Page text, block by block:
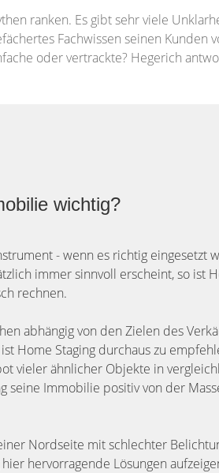
ranken. Es gibt sehr viele
Fachwissen seinen Kunden
oder vertrackte? Hegerich
wichtig?
- wenn es richtig eingesetzt
immer sinnvoll erscheint, so ist
rechnen.
abhängig von den Zielen des
Home Staging durchaus zu
vieler ähnlicher Objekte in
seine Immobilie positiv von der
Nordseite mit schlechter
hervorragende Lösungen